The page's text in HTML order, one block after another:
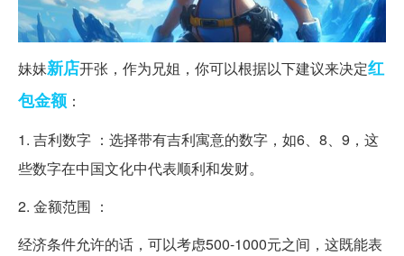
妹妹新店开张，作为兄姐，你可以根据以下建议来决定红
包金额 ：
1. 吉利数字 ：选择带有吉利寓意的数字，如6、8、9，这
些数字在中国文化中代表顺利和发财。
2. 金额范围 ：
经济条件允许的话，可以考虑500-1000元之间，这既能表